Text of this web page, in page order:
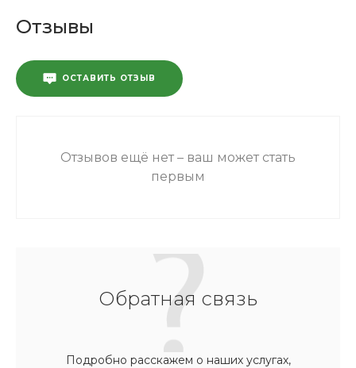
Отзывы
ОСТАВИТЬ ОТЗЫВ
Отзывов ещё нет – ваш может стать
первым
Обратная связь
Подробно расскажем о наших услугах,